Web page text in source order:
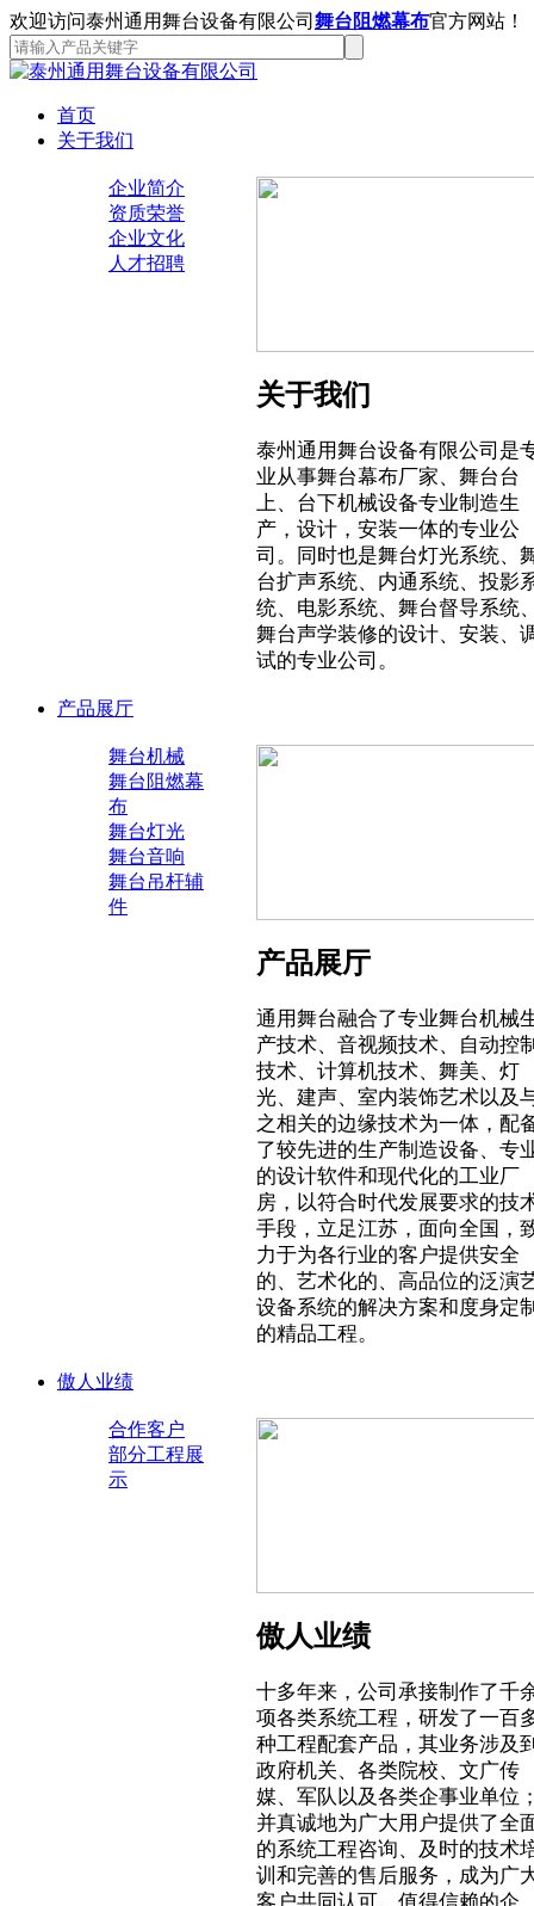
欢迎访问泰州通用舞台设备有限公司 舞台阻燃幕布官方网站！
首页
关于我们
企业简介
资质荣誉
企业文化
人才招聘
关于我们
泰州通用舞台设备有限公司是
业从事舞台幕布厂家、舞台台
上、台下机械设备专业制造生
产，设计，安装一体的专业公
司。同时也是舞台灯光系统、
台扩声系统、内通系统、投影
统、电影系统、舞台督导系统
舞台声学装修的设计、安装、
试的专业公司。
产品展厅
舞台机械
舞台阻燃幕
布
舞台灯光
舞台音响
舞台吊杆辅
件
产品展厅
通用舞台融合了专业舞台机械
产技术、音视频技术、自动控
技术、计算机技术、舞美、灯
光、建声、室内装饰艺术以及
之相关的边缘技术为一体，配
了较先进的生产制造设备、专
的设计软件和现代化的工业厂
房，以符合时代发展要求的技
手段，立足江苏，面向全国，
力于为各行业的客户提供安全
的、艺术化的、高品位的泛演
设备系统的解决方案和度身定
的精品工程。
傲人业绩
合作客户
部分工程展
示
傲人业绩
十多年来，公司承接制作了千
项各类系统工程，研发了一百
种工程配套产品，其业务涉及
政府机关、各类院校、文广传
媒、军队以及各类企事业单位
并真诚地为广大用户提供了全
的系统工程咨询、及时的技术
训和完善的售后服务，成为广